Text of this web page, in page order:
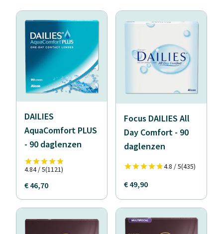
DAILIES
AquaComfort PLUS
- 90 daglenzen
4.84 / 5(1121)
€ 46,70
Focus DAILIES All
Day Comfort - 90
daglenzen
4.8 / 5(435)
€ 49,90